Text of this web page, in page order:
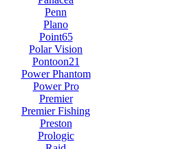
Penn
Plano
Point65
Polar Vision
Pontoon21
Power Phantom
Power Pro
Premier
Premier Fishing
Preston
Prologic